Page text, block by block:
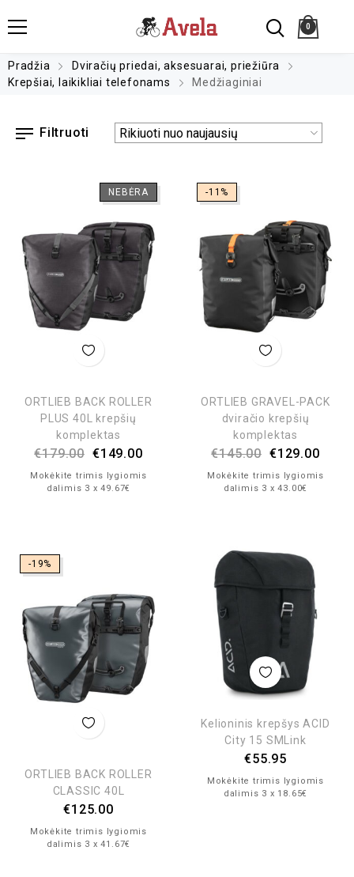
0
Pradžia
Dviračių priedai, aksesuarai, priežiūra
Krepšiai, laikikliai telefonams
Medžiaginiai
Filtruoti
NEBĖRA
ORTLIEB BACK ROLLER
PLUS 40L krepšių
komplektas
€179.00 €149.00
Mokėkite trimis lygiomis
dalimis 3 x 49.67€
-11%
ORTLIEB GRAVEL-PACK
dviračio krepšių
komplektas
€145.00 €129.00
Mokėkite trimis lygiomis
dalimis 3 x 43.00€
-19%
ORTLIEB BACK ROLLER
CLASSIC 40L
€125.00
Mokėkite trimis lygiomis
dalimis 3 x 41.67€
Kelioninis krepšys ACID
City 15 SMLink
€55.95
Mokėkite trimis lygiomis
dalimis 3 x 18.65€